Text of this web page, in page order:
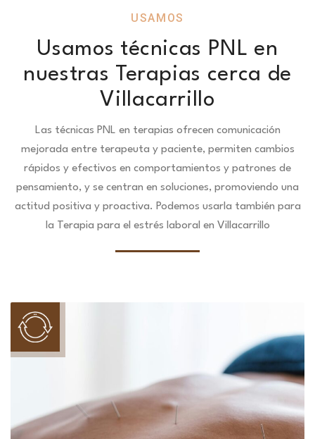
USAMOS
Usamos técnicas PNL en
nuestras Terapias cerca de
Villacarrillo
Las técnicas PNL en terapias ofrecen comunicación
mejorada entre terapeuta y paciente, permiten cambios
rápidos y efectivos en comportamientos y patrones de
pensamiento, y se centran en soluciones, promoviendo una
actitud positiva y proactiva. Podemos usarla también para
la Terapia para el estrés laboral en Villacarrillo